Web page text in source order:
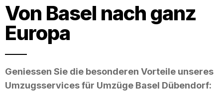
Von Basel nach ganz
Europa
Geniessen Sie die besonderen Vorteile unseres
Umzugsservices für Umzüge Basel Dübendorf: